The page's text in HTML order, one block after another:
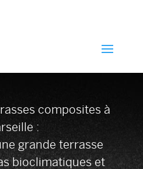
composites à
:
grande terrasse
bioclimatiques et